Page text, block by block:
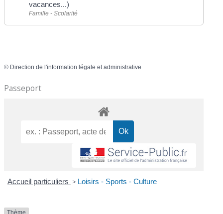
vacances...)
Famille - Scolarité
© Direction de l'information légale et administrative
Passeport
Accueil particuliers > Loisirs - Sports - Culture
Thème